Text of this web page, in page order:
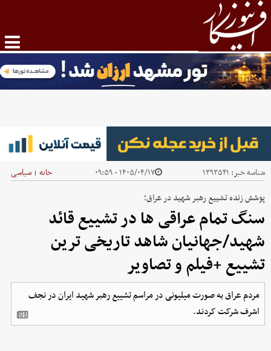
شناسه خبر: ۱۳۹۳۵۴۱ ۱۴۰۵/۰۴/۱۷ - ۰۹:۵۹ خانه | سیاسی
پوشش زنده تشییع رهبر شهید در عراق؛
سنگ تمام عراقی ها در تشییع قائد
شهید/جهانیان شاهد تاریخی ترین
تشییع +فیلم و تصاویر
مردم عراق به صورت میلیونی در مراسم تشییع رهبر شهید ایران در نجف
اشرف شرکت کردند.